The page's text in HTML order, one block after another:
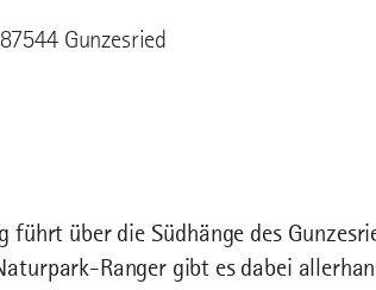
Gunzesried
führt über die Südhänge des
Ranger gibt es dabei